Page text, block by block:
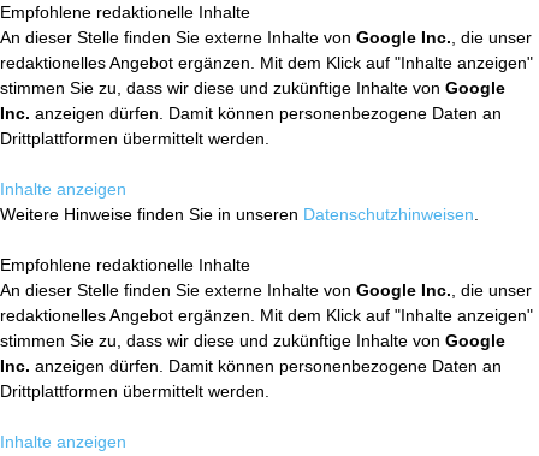
Empfohlene redaktionelle Inhalte
An dieser Stelle finden Sie externe Inhalte von Google Inc. , die unser
redaktionelles Angebot ergänzen. Mit dem Klick auf "Inhalte anzeigen"
stimmen Sie zu, dass wir diese und zukünftige Inhalte von Google
Inc. anzeigen dürfen. Damit können personenbezogene Daten an
Drittplattformen übermittelt werden.
Inhalte anzeigen
Weitere Hinweise finden Sie in unseren Datenschutzhinweisen
Empfohlene redaktionelle Inhalte
An dieser Stelle finden Sie externe Inhalte von Google Inc. , die unser
redaktionelles Angebot ergänzen. Mit dem Klick auf "Inhalte anzeigen"
stimmen Sie zu, dass wir diese und zukünftige Inhalte von Google
Inc. anzeigen dürfen. Damit können personenbezogene Daten an
Drittplattformen übermittelt werden.
Inhalte anzeigen